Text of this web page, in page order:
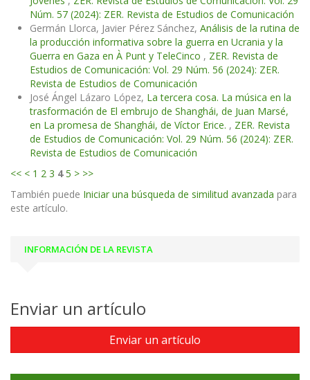
Núm. 57 (2024): ZER. Revista de Estudios de Comunicación
Germán Llorca, Javier Pérez Sánchez, Análisis de la rutina de
la producción informativa sobre la guerra en Ucrania y la
Guerra en Gaza en À Punt y TeleCinco , ZER. Revista de
Estudios de Comunicación: Vol. 29 Núm. 56 (2024): ZER.
Revista de Estudios de Comunicación
José Ángel Lázaro López, La tercera cosa. La música en la
trasformación de El embrujo de Shanghái, de Juan Marsé,
en La promesa de Shanghái, de Víctor Erice. , ZER. Revista
de Estudios de Comunicación: Vol. 29 Núm. 56 (2024): ZER.
Revista de Estudios de Comunicación
<< < 1 2 3 4 5 > >>
También puede Iniciar una búsqueda de similitud avanzada para
este artículo.
INFORMACIÓN DE LA REVISTA
Enviar un artículo
Enviar un artículo